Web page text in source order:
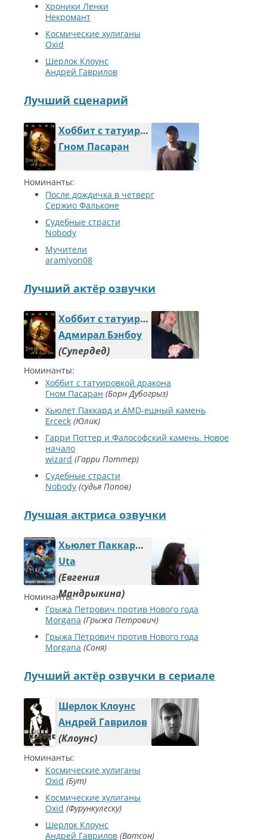
Хроники Ленки
Некромант
Космические хулиганы
Oxid
Шерлок Клоунс
Андрей Гаврилов
Лучший сценарий
Хоббит с татуировкой дракона
Гном Пасаран
Номинанты:
После дождичка в четверг
Сержио Фальконе
Судебные страсти
Nobody
Мучители
aramlyon08
Лучший актёр озвучки
Хоббит с татуировкой дракона
Адмирал Бэнбоу
Супердед
Номинанты:
Хоббит с татуировкой дракона
Гном Пасаран Борн Дубогрыз
Хьюлет Паккард и AMD-ешный камень
Erceck Юлик
Гарри Поттер и Фалософский камень. Новое
начало
wizard Гарри Поттер
Судебные страсти
Nobody судья Попов
Лучшая актриса озвучки
Хьюлет Паккард и AMD-ешный камень
Uta
Евгения
Мандрыкина
Номинанты:
Грыжа Петрович против Нового года
Morgana Грыжа Петрович
Грыжа Петрович против Нового года
Morgana Соня
Лучший актёр озвучки в сериале
Шерлок Клоунс
Андрей Гаврилов
Клоунс
Номинанты:
Космические хулиганы
Oxid Бут
Космические хулиганы
Oxid Фурункулеску
Шерлок Клоунс
Андрей Гаврилов Ватсон